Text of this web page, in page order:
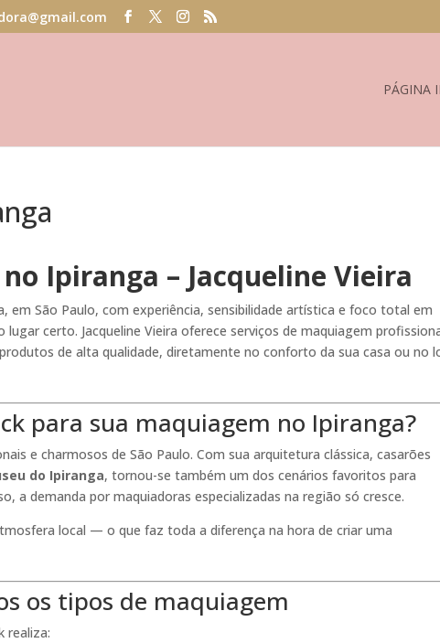
PÁGINA
Ipiranga – Jacqueline Vieira
em São Paulo, com experiência, sensibilidade artística e foco total em
certo. Jacqueline Vieira oferece serviços de maquiagem
de alta qualidade, diretamente no conforto da sua casa ou no
para sua maquiagem no Ipiranga?
e charmosos de São Paulo. Com sua arquitetura clássica, casarões
do Ipiranga, tornou-se também um dos cenários favoritos para
a demanda por maquiadoras especializadas na região só cresce.
local — o que faz toda a diferença na hora de criar uma
os tipos de maquiagem
realiza: